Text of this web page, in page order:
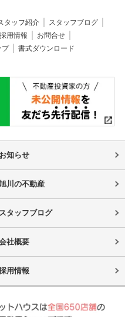
タッフ紹介
スタッフブログ
採用情報
お問合せ
プ 書式ダウンロード
お知らせ
川の不動産
スタッフブログ
社概要
用情報